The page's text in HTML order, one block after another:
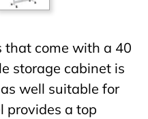
that come with a 40
storage cabinet is
well suitable for
provides a top